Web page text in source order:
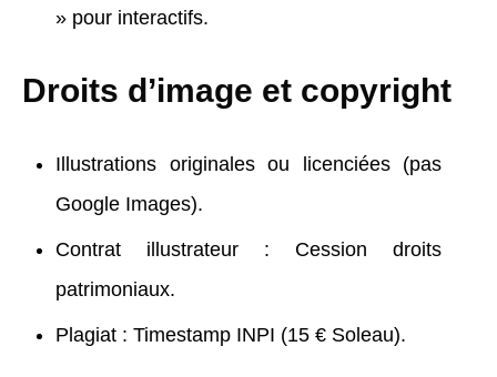
» pour interactifs.
Droits d’image et copyright
Illustrations originales ou licenciées (pas
Google Images).
Contrat illustrateur : Cession droits
patrimoniaux.
Plagiat : Timestamp INPI (15 € Soleau).